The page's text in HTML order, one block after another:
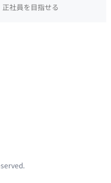
正社員を目指せる